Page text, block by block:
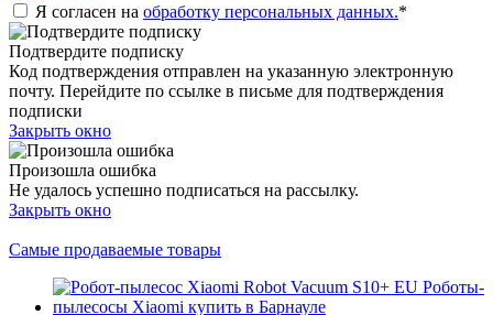
Я согласен на обработку персональных данных.*
Подтвердите подписку
Код подтверждения отправлен на указанную электронную
почту. Перейдите по ссылке в письме для подтверждения
подписки
Закрыть окно
Произошла ошибка
Не удалось успешно подписаться на рассылку.
Закрыть окно
Самые продаваемые товары